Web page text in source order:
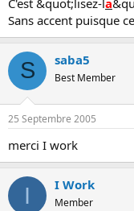
Sans accent puisque
S saba5
Best Member
25 Septembre 2005
merci I work
I I Work
Member